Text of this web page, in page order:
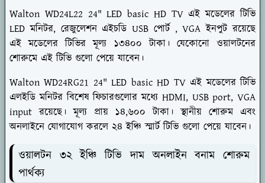
Walton WD24L22 24" LED basic HD TV এই মডেলের টিভি
LED মনিটর, রেজুলেশন এইচডি USB পোর্ট , VGA ইনপুট রয়েছে
এই মডেলের টিভির মূল্য ১৩৪০০ টাকা। যেকোনো ওয়ালটনের
শোরুমে এই টিভি গুলো পেয়ে যাবেন।
Walton WD24RG21 24" LED basic HD TV এই মডেলের টিভি
এলইডি মনিটর বিশেষ ফিচারগুলোর মধ্যে HDMI, USB port, VGA
input রয়েছে। মূল্য প্রায় ১৪,৬০০ টাকা। স্থানীয় শোরুম এবং
অনলাইনে যোগাযোগ করলে ২৪ ইঞ্চি স্মার্ট টিভি গুলো পেয়ে যাবেন।
ওয়ালটন ৩২ ইঞ্চি টিভি দাম অনলাইন বনাম শোরুম
পার্থক্য